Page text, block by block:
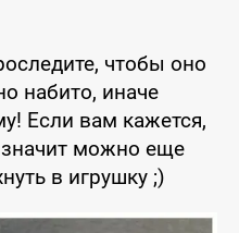
чтобы оно
набито, иначе
Если вам кажется,
можно еще
в игрушку ;)